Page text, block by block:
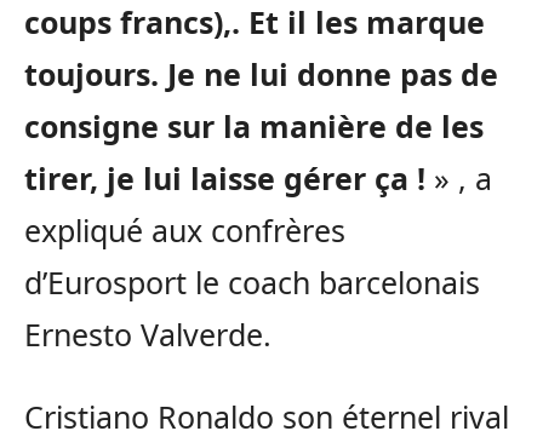
coups francs),. Et il les marque
toujours. Je ne lui donne pas de
consigne sur la manière de les
tirer, je lui laisse gérer ça ! » , a
expliqué aux confrères
d’Eurosport le coach barcelonais
Ernesto Valverde.
Cristiano Ronaldo son éternel rival